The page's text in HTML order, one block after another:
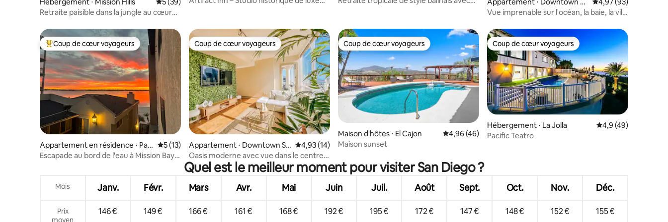
Retraite paisible dans la jungle au cœur
n Diego
Vue imprenable sur l'océan, la baie, la ville
Coups de cœur voyageurs les plus appréciés
Coup de cœur voyageurs
Appartement en résidence ⋅ Paci
fic Beach
Évaluation moyenne sur la base de 13 commentaires : 5 sur 5
5 (13)
Escapade au bord de l'eau à Mission Bay,
Coup de cœur voyageurs
Coup de cœur voyageurs
Appartement ⋅ Downtown Sa
n Diego
Évaluation moyenne sur la base de 14 commentaires : 4,93 sur 5
4,93 (14)
Oasis moderne avec vue dans le centre
de San Diego
Coup de cœur voyageurs
Coup de cœur voyageurs
Maison d'hôtes ⋅ El Cajon Évaluation moyenne sur la base de 46 commentaires : 4,96 sur 5
4,96 (46)
Maison sunset
Coup de cœur voyageurs
Coup de cœur voyageurs
Hébergement ⋅ La Jolla Évaluation
4,9 (49)
Pacific Teatro
Quel est le meilleur moment pour visiter San Diego ?
Mois Janv. Févr. Mars Avr. Mai Juin Juil. Août Sept. Oct. Nov. Déc.
Prix
moyen
146 € 149 € 166 € 161 € 168 € 192 € 195 € 172 € 147 € 148 € 152 € 155 €